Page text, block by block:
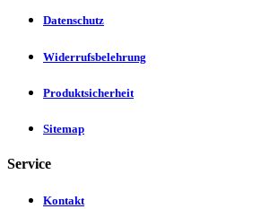
Datenschutz
Widerrufsbelehrung
Produktsicherheit
Sitemap
Service
Kontakt